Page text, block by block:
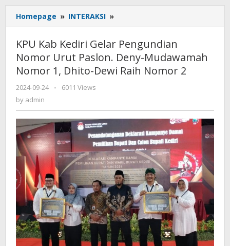
Homepage » INTERAKSI »
Kab
Gelar
Pengundian
Nomor
Mudawamah
1,
Dhito-
Dewi
Raih
Nomor
2
KPU Kab Kediri Gelar Pengundian
Nomor Urut Paslon. Deny-Mudawamah
Nomor 1, Dhito-Dewi Raih Nomor 2
2024-09-24
by
-
6011 Views
by admin